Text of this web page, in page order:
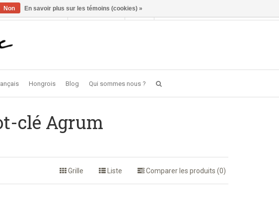
FR
Se connecter
Hongrois Blog Qui sommes nous ?
clé Agrum
Grille Liste Comparer les produits (0)
Non En savoir plus sur les témoins (cookies) »